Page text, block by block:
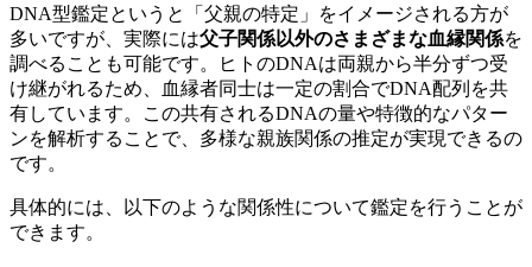
DNA型鑑定というと「父親の特定」をイメージされる方が
多いですが、実際には父子関係以外のさまざまな血縁関係を
調べることも可能です。ヒトのDNAは両親から半分ずつ受
け継がれるため、血縁者同士は一定の割合でDNA配列を共
有しています。この共有されるDNAの量や特徴的なパター
ンを解析することで、多様な親族関係の推定が実現できるの
です。
具体的には、以下のような関係性について鑑定を行うことが
できます。